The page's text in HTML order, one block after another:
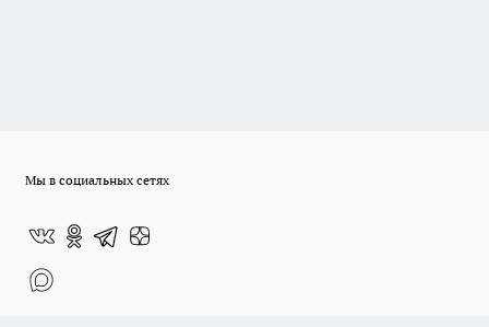
Мы в социальных сетях